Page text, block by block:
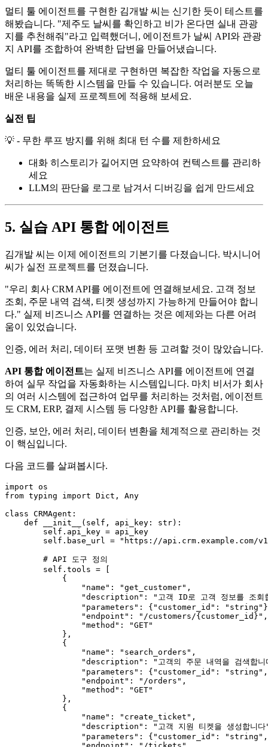
멀티 툴 에이전트를 구현한 김개발 씨는 신기한 듯이 테스트를
해봤습니다. "제주도 날씨를 확인하고 비가 온다면 실내 관광
지를 추천해줘"라고 입력했더니, 에이전트가 날씨 API와 관광
지 API를 조합하여 완벽한 답변을 만들어냈습니다.
멀티 툴 에이전트를 제대로 구현하면 복잡한 작업을 자동으로
처리하는 똑똑한 시스템을 만들 수 있습니다. 여러분도 오늘
배운 내용을 실제 프로젝트에 적용해 보세요.
실전 팁
💡 - 무한 루프 방지를 위해 최대 턴 수를 제한하세요
대화 히스토리가 길어지면 요약하여 컨텍스트를 관리하
세요
LLM의 판단을 로그로 남겨서 디버깅을 쉽게 만드세요
5. 실습 API 통합 에이전트
김개발 씨는 이제 에이전트의 기본기를 다졌습니다. 박시니어
씨가 실전 프로젝트를 던졌습니다.
"우리 회사 CRM API를 에이전트에 연결해보세요. 고객 정보
조회, 주문 내역 검색, 티켓 생성까지 가능하게 만들어야 합니
다." 실제 비즈니스 API를 연결하는 것은 예제와는 다른 어려
움이 있었습니다.
인증, 에러 처리, 데이터 포맷 변환 등 고려할 것이 많았습니다.
API 통합 에이전트는 실제 비즈니스 API를 에이전트에 연결
하여 실무 작업을 자동화하는 시스템입니다. 마치 비서가 회사
의 여러 시스템에 접근하여 업무를 처리하는 것처럼, 에이전트
도 CRM, ERP, 결제 시스템 등 다양한 API를 활용합니다.
인증, 보안, 에러 처리, 데이터 변환을 체계적으로 관리하는 것
이 핵심입니다.
다음 코드를 살펴봅시다.
import
from typing import Dict , Any
class CRMAgent :
def
__init__ ( self, api_key: str):
self .api_key = api_key
self .base_url = "https://api.crm.example.com/
# API 도구 정의
self .tools = [
            {
"name" : "get_customer" ,
"description" :
"고객 ID로 고객 정보를 조회
"parameters" : { "customer_id" : "string"
"endpoint" : "/customers/{customer_id}" ,
"method" :
"GET"
            },
            {
"name" : "search_orders" ,
"description" :
"고객의 주문 내역을 검색합
"parameters" : { "customer_id" : "string"
"endpoint" : "/orders" ,
"method" :
"GET"
            },
            {
"name" : "create_ticket" ,
"description" :
"고객 지원 티켓을 생성합니
"parameters" : { "customer_id" : "string"